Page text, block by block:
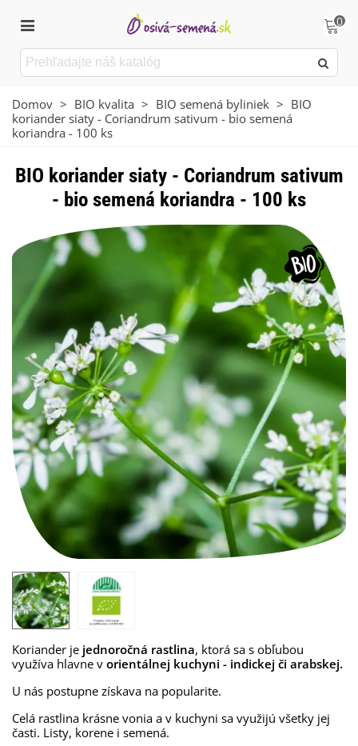
0
Domov > BIO kvalita > BIO semená byliniek > BIO
koriander siaty - Coriandrum sativum - bio semená
koriandra - 100 ks
BIO koriander siaty - Coriandrum sativum
- bio semená koriandra - 100 ks
Koriander je jednoročná rastlina, ktorá sa s obľubou
využíva hlavne v orientálnej kuchyni - indickej či arabskej.
U nás postupne získava na popularite.
Celá rastlina krásne vonia a v kuchyni sa využijú všetky jej
časti. Listy, korene i semená.